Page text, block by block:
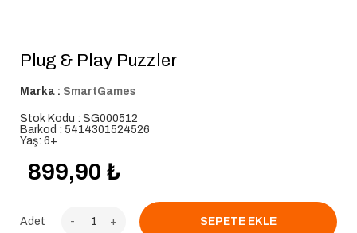
Plug & Play Puzzler
Marka : SmartGames
Stok Kodu : SG000512
Barkod : 5414301524526
Yaş: 6+
899,90 ₺
Adet +
-